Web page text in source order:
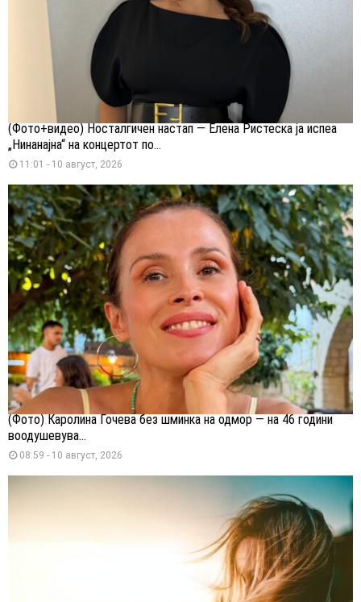
(Фото+видео) Носталгичен настап — Елена Ристеска ја испеа
„Нинанајна“ на концертот по...
11:01 - 10 август, 2026
(Фото) Каролина Гочева без шминка на одмор — на 46 години
воодушевува...
08:59 - 10 август, 2026